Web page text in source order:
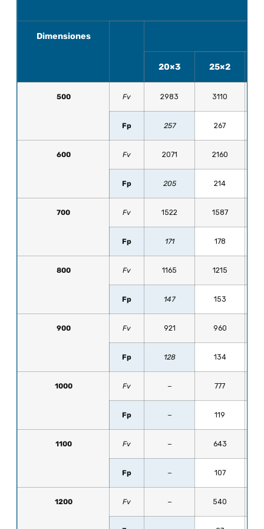
Dimensiones
20×3 25×2
500 Fv 2983 3110
Fp 257 267
600 Fv 2071 2160
Fp 205 214
700 Fv 1522 1587
Fp 171 178
800 Fv 1165 1215
Fp 147 153
900 Fv 921 960
Fp 128 134
1000 Fv − 777
Fp − 119
1100 Fv − 643
Fp − 107
1200 Fv − 540